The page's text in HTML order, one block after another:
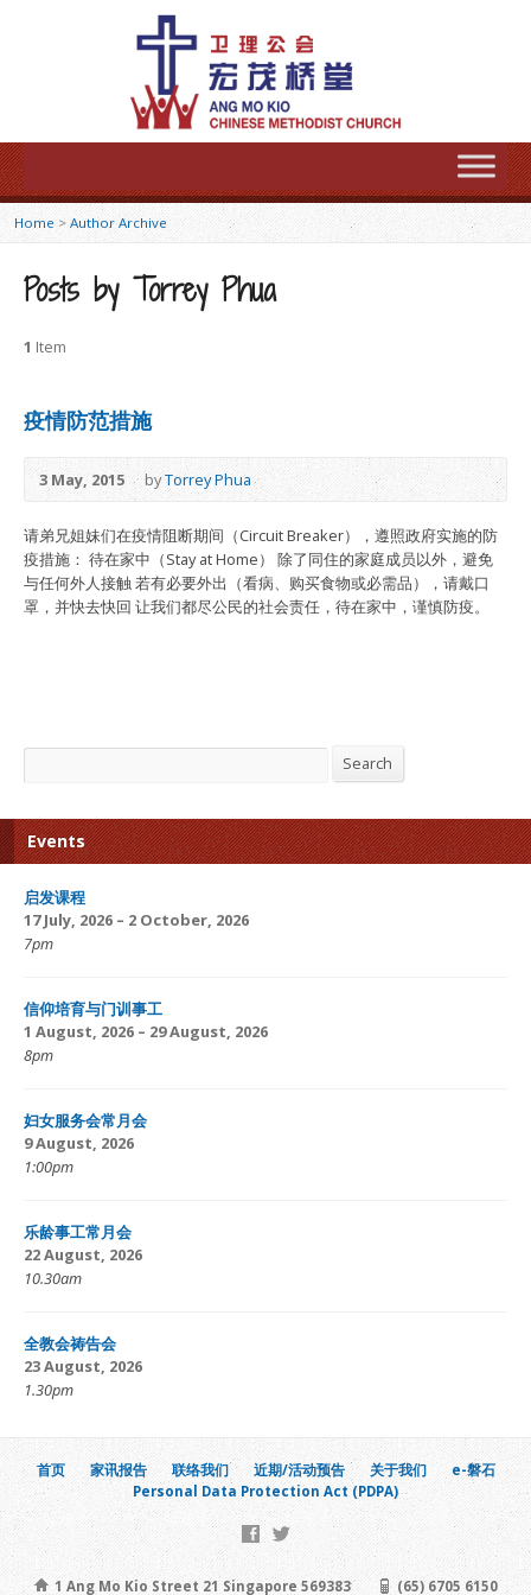
Home > Author Archive
Posts by Torrey Phua
1 Item
疫情防范措施
3 May, 2015 byTorrey Phua
请弟兄姐妹们在疫情阻断期间（Circuit Breaker），遵照政府实施的防
疫措施： 待在家中（Stay at Home） 除了同住的家庭成员以外，避免
与任何外人接触 若有必要外出（看病、购买食物或必需品），请戴口
罩，并快去快回 让我们都尽公民的社会责任，待在家中，谨慎防疫。
Search Search
Events
启发课程
17 July, 2026 – 2 October, 2026
7pm
信仰培育与门训事工
1 August, 2026 – 29 August, 2026
8pm
妇女服务会常月会
9 August, 2026
1:00pm
乐龄事工常月会
22 August, 2026
10.30am
全教会祷告会
23 August, 2026
1.30pm
首页 家讯报告 联络我们 近期/活动预告 关于我们
e-磐石
Personal Data Protection Act (PDPA)
1 Ang Mo Kio Street 21 Singapore 569383 (65) 6705 6150